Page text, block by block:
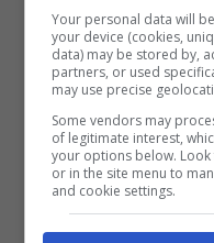
distanza non
interessante per
beneFabian Ruiz
ruolo decisivo
campo,
avversarie con
messi a segno in
Your personal data will
your device (cookies,
data) may be stored by,
partners, or used
may use precise
Some vendors may
of legitimate interest,
your options below.
or in the site menu to
and cookie settings.